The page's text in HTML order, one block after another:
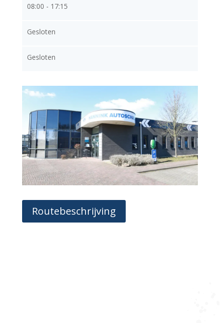
08:00 - 17:15
Gesloten
Gesloten
Routebeschrijving